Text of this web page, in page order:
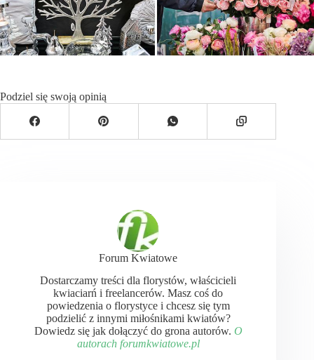
Podziel się swoją opinią
Forum Kwiatowe
Dostarczamy treści dla florystów, właścicieli
kwiaciarń i freelancerów. Masz coś do
powiedzenia o florystyce i chcesz się tym
podzielić z innymi miłośnikami kwiatów?
Dowiedz się jak dołączyć do grona autorów. O
autorach forumkwiatowe.pl